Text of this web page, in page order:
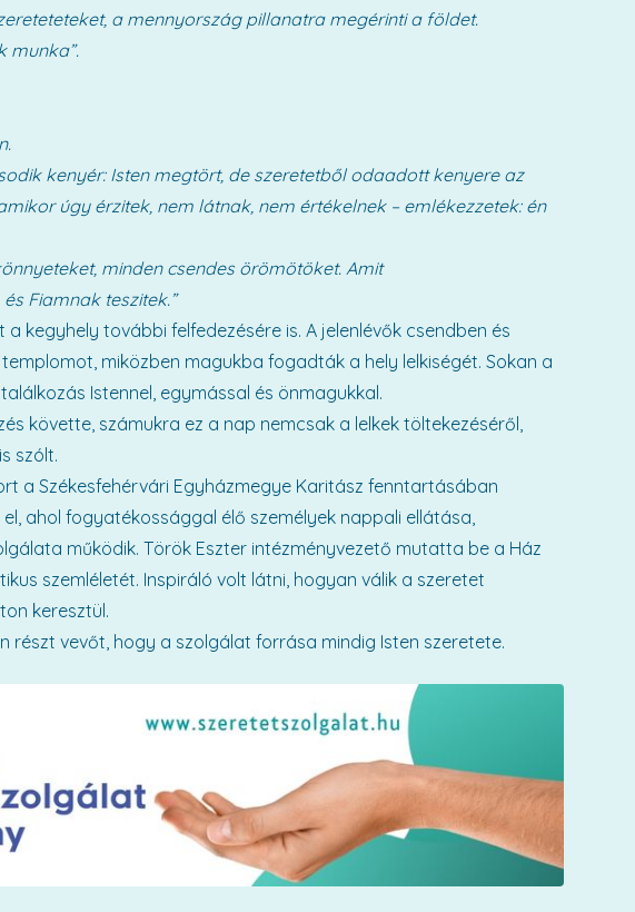
a mennyország pillanatra megérinti a földet.
munka”.
kenyér: Isten megtört, de szeretetből odaadott kenyere az
úgy érzitek, nem látnak, nem értékelnek – emlékezzetek: én
minden csendes örömötöket. Amit
Fiamnak teszitek.”
kegyhely további felfedezésére is. A jelenlévők csendben és
miközben magukba fogadták a hely lelkiségét. Sokan a
Istennel, egymással és önmagukkal.
követte, számukra ez a nap nemcsak a lelkek töltekezéséről,
szólt.
a Székesfehérvári Egyházmegye Karitász fenntartásában
ahol fogyatékossággal élő személyek nappali ellátása,
működik. Török Eszter intézményvezető mutatta be a Ház
szemléletét. Inspiráló volt látni, hogyan válik a szeretet
keresztül.
részt vevőt, hogy a szolgálat forrása mindig Isten szeretete.